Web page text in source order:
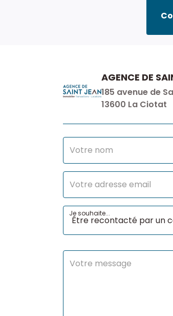
AGENCE DE
185 avenue de
13600 La Ciotat
Je souhaite...